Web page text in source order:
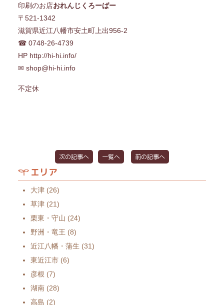
印刷のお店おれんじくろーばー
〒521-1342
滋賀県近江八幡市安土町上出956-2
☎︎ 0748-26-4739
HP http://hi-hi.info/
✉︎ shop@hi-hi.info
不定休
次の記事へ 一覧へ 前の記事へ
エリア
大津(26)
草津(21)
栗東・守山 (24)
野洲・竜王 (8)
近江八幡・蒲生 (31)
東近江市(6)
彦根 (7)
湖南(28)
高島 (2)